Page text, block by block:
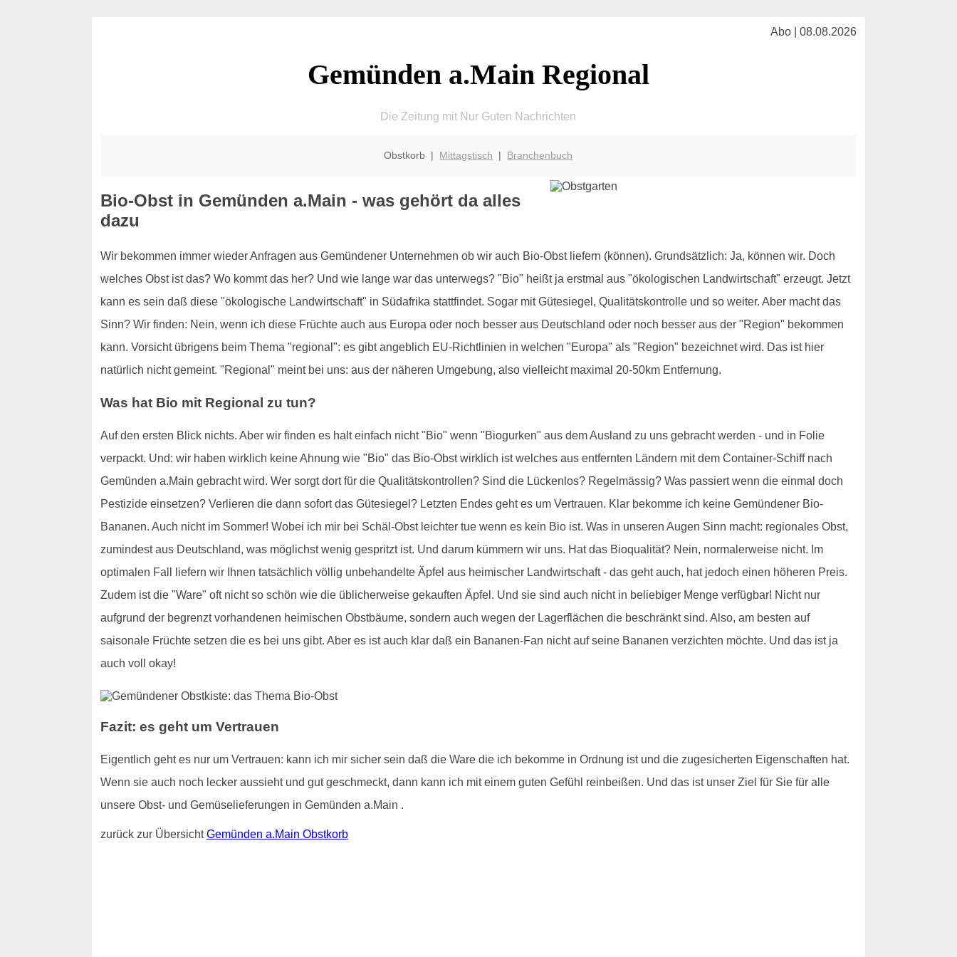
Abo | 08.08.2026
Gemünden a.Main Regional
Die Zeitung mit Nur Guten Nachrichten
Obstkorb | Mittagstisch | Branchenbuch
Bio-Obst in Gemünden a.Main - was gehört da alles
dazu
Wir bekommen immer wieder Anfragen aus Gemündener Unternehmen ob wir auch Bio-Obst liefern (können). Grundsätzlich: Ja, können wir. Doch
welches Obst ist das? Wo kommt das her? Und wie lange war das unterwegs? "Bio" heißt ja erstmal aus "ökologischen Landwirtschaft" erzeugt. Jetzt
kann es sein daß diese "ökologische Landwirtschaft" in Südafrika stattfindet. Sogar mit Gütesiegel, Qualitätskontrolle und so weiter. Aber macht das
Sinn? Wir finden: Nein, wenn ich diese Früchte auch aus Europa oder noch besser aus Deutschland oder noch besser aus der "Region" bekommen
kann. Vorsicht übrigens beim Thema "regional": es gibt angeblich EU-Richtlinien in welchen "Europa" als "Region" bezeichnet wird. Das ist hier
natürlich nicht gemeint. "Regional" meint bei uns: aus der näheren Umgebung, also vielleicht maximal 20-50km Entfernung.
Was hat Bio mit Regional zu tun?
Auf den ersten Blick nichts. Aber wir finden es halt einfach nicht "Bio" wenn "Biogurken" aus dem Ausland zu uns gebracht werden - und in Folie
verpackt. Und: wir haben wirklich keine Ahnung wie "Bio" das Bio-Obst wirklich ist welches aus entfernten Ländern mit dem Container-Schiff nach
Gemünden a.Main gebracht wird. Wer sorgt dort für die Qualitätskontrollen? Sind die Lückenlos? Regelmässig? Was passiert wenn die einmal doch
Pestizide einsetzen? Verlieren die dann sofort das Gütesiegel? Letzten Endes geht es um Vertrauen. Klar bekomme ich keine Gemündener Bio-
Bananen. Auch nicht im Sommer! Wobei ich mir bei Schäl-Obst leichter tue wenn es kein Bio ist. Was in unseren Augen Sinn macht: regionales Obst,
zumindest aus Deutschland, was möglichst wenig gespritzt ist. Und darum kümmern wir uns. Hat das Bioqualität? Nein, normalerweise nicht. Im
optimalen Fall liefern wir Ihnen tatsächlich völlig unbehandelte Äpfel aus heimischer Landwirtschaft - das geht auch, hat jedoch einen höheren Preis.
Zudem ist die "Ware" oft nicht so schön wie die üblicherweise gekauften Äpfel. Und sie sind auch nicht in beliebiger Menge verfügbar! Nicht nur
aufgrund der begrenzt vorhandenen heimischen Obstbäume, sondern auch wegen der Lagerflächen die beschränkt sind. Also, am besten auf
saisonale Früchte setzen die es bei uns gibt. Aber es ist auch klar daß ein Bananen-Fan nicht auf seine Bananen verzichten möchte. Und das ist ja
auch voll okay!
Fazit: es geht um Vertrauen
Eigentlich geht es nur um Vertrauen: kann ich mir sicher sein daß die Ware die ich bekomme in Ordnung ist und die zugesicherten Eigenschaften hat.
Wenn sie auch noch lecker aussieht und gut geschmeckt, dann kann ich mit einem guten Gefühl reinbeißen. Und das ist unser Ziel für Sie für alle
unsere Obst- und Gemüselieferungen in Gemünden a.Main .
zurück zur ÜbersichtGemünden a.Main Obstkorb